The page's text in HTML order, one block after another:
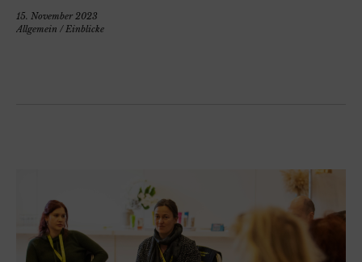
15. November 2023
Allgemein / Einblicke